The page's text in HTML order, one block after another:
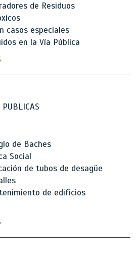
de Residuos
casos especiales
en la Vía Pública
PUBLICAS
de Baches
Social
de tubos de desagüe
de edificios